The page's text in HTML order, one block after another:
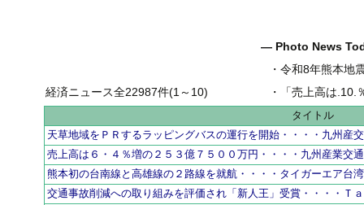
― Photo News
・令和8年熊本地
・
「売上高は.10.％増の
経済ニュース全22987件(1～10)
タイトル
天草地域をＰＲするラッピングバスの運行を開始・・・・九州産
売上高は６・４％増の２５３億７５００万円・・・・九州産業交
熊本初の台南線と高雄線の２路線を就航・・・・タイガーエア台湾
交通事故削減への取り組みを評価され「新人王」受賞・・・・Ｔ